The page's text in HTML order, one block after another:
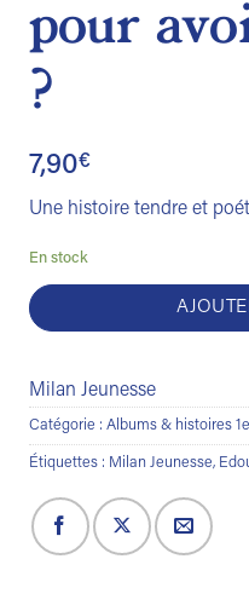
pour
?
7,90€
Une histoire tendre et
En stock
Milan Jeunesse
Catégorie : Albums & histoires
Étiquettes : Milan Jeunesse,